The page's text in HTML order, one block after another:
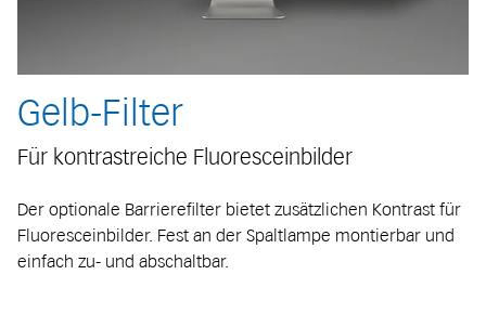
Gelb-Filter
Für kontrastreiche Fluoresceinbilder
Der optionale Barrierefilter bietet zusätzlichen Kontrast für
Fluoresceinbilder. Fest an der Spaltlampe montierbar und
einfach zu- und abschaltbar.